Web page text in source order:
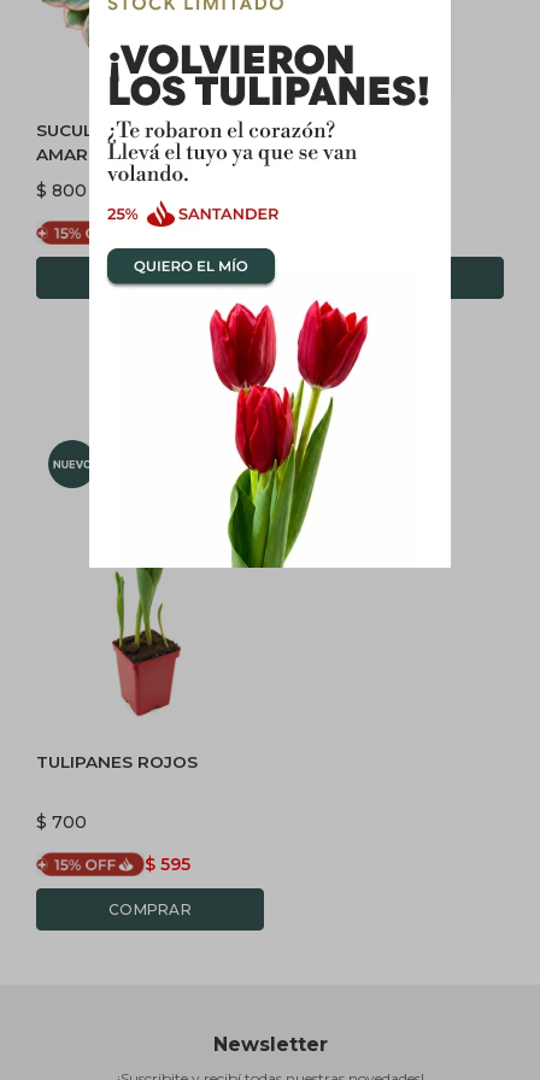
SUCULENTA L AEONIUM
AMARILLO
$ 800
$ 680
CALAS - AMARILLA
TULIPANES ROJOS
$ 700
$ 595
Newsletter